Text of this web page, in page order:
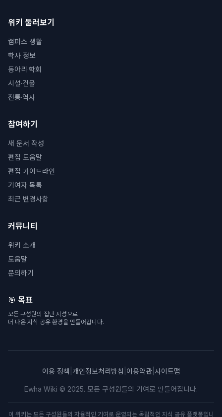
위키 둘러보기
캠퍼스 생활
학사 정보
동아리·학회
시설·건물
전통·역사
참여하기
새 문서 작성
편집 도움말
편집 가이드라인
기여자 목록
최근 변경사항
커뮤니티
위키 소개
도움말
문의하기
🎯 목표
모든 구성원의 집단 지성으로
더 나은 지식 공유 환경을 만들어갑니다.
이용 정책 개인정보처리방침 이용약관| 사이트맵
Ewha Wiki © 2025. 모든 구성원들의 기여로 만들어집니다.
이 위키는 모든 구성원들의 자율적인 기여로 운영되는 독립적인 지식 공유 플랫폼입니